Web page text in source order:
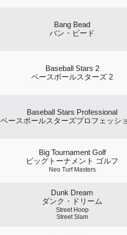
Bang Bead
バン・ビード
Baseball Stars 2
ベースボールスターズ 2
Baseball Stars Professional
ベースボールスターズプロフェッシ
Big Tournament Golf
ビッグトーナメント ゴルフ
Neo Turf Masters
Dunk Dream
ダンク・ドリーム
Street Hoop
Street Slam